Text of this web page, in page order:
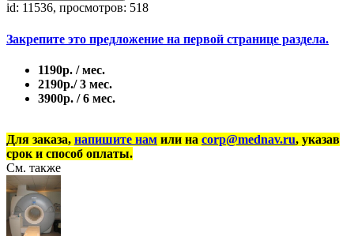
id: 11536, просмотров: 518
Закрепите это предложение на первой странице раздела.
1190р. / мес.
2190р./ 3 мес.
3900р. / 6 мес.
Для заказа, напишите нам или на corp@mednav.ru, указав
срок и способ оплаты.
См. также